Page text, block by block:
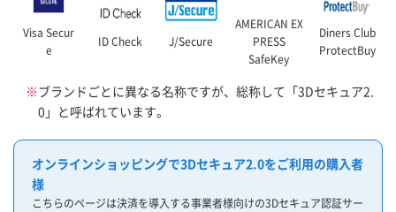
Visa Secur
e
ID Check J/Secure
AMERICAN EX
PRESS
SafeKey
Diners Club
ProtectBuy
※ブランドごとに異なる名称ですが、総称して「3Dセキュア2.
0」と呼ばれています。
オンラインショッピングで3Dセキュア2.0をご利用の購入者
様
こちらのページは決済を導入する事業者様向けの3Dセキュア認証サー